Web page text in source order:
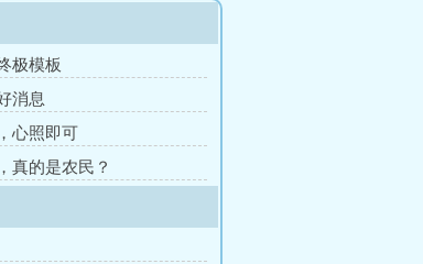
极模板
消息
心照即可
真的是农民？